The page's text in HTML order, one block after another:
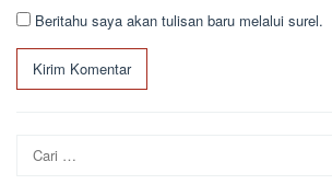
Beritahu saya akan tulisan baru melalui surel.
untuk: